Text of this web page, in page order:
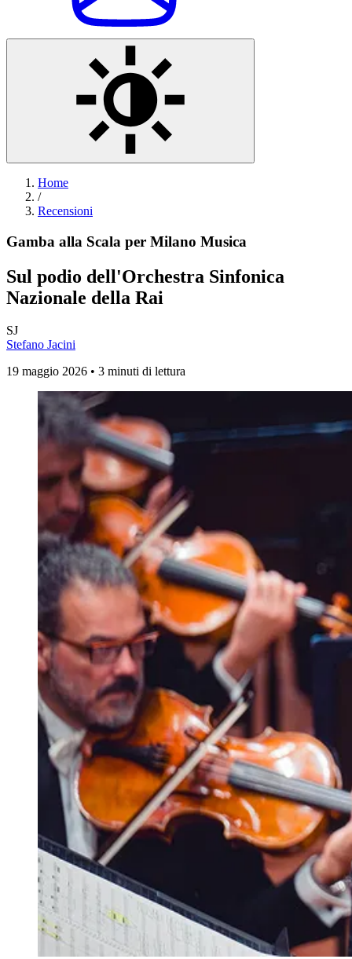
Home
/
Recensioni
Gamba alla Scala per Milano Musica
Sul podio dell'Orchestra Sinfonica
Nazionale della Rai
SJ
Stefano Jacini
19 maggio 2026 • 3 minuti di lettura